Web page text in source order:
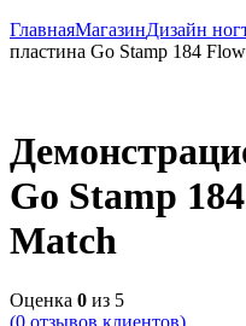
ГлавнаяМагазинДизайн
пластина Go Stamp 184
Go Stamp
Match
Оценка 0 из 5
(0 отзывов клиентов)